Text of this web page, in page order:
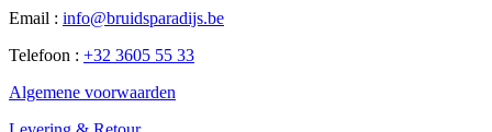
Email : info@bruidsparadijs.be
Telefoon : +32 3605 55 33
Algemene voorwaarden